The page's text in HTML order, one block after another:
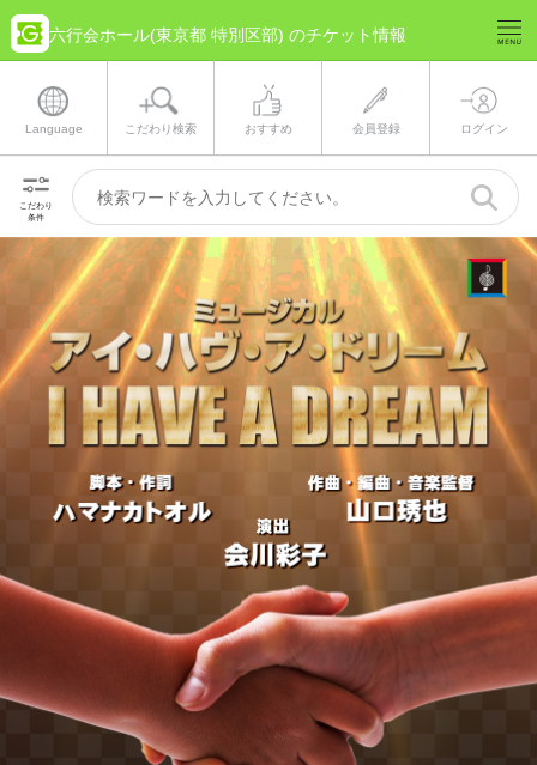
六行会ホール(東京都 特別区部) のチケット情報
Language こだわり検索 おすすめ 会員登録 ログイン
こだわり
条件